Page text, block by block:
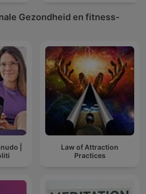
Sounds Of Nature | Sleep
Sounds, Sl
Gezondheid en fitness-
|
Law of Attraction
Practices